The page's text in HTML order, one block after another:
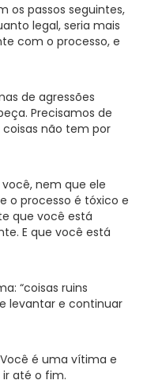
os passos seguintes,
legal, seria mais
com o processo, e
de agressões
Precisamos de
não tem por
nem que ele
o processo é tóxico e
que você está
E que você está
“coisas ruins
levantar e continuar
é uma vítima e
até o fim.